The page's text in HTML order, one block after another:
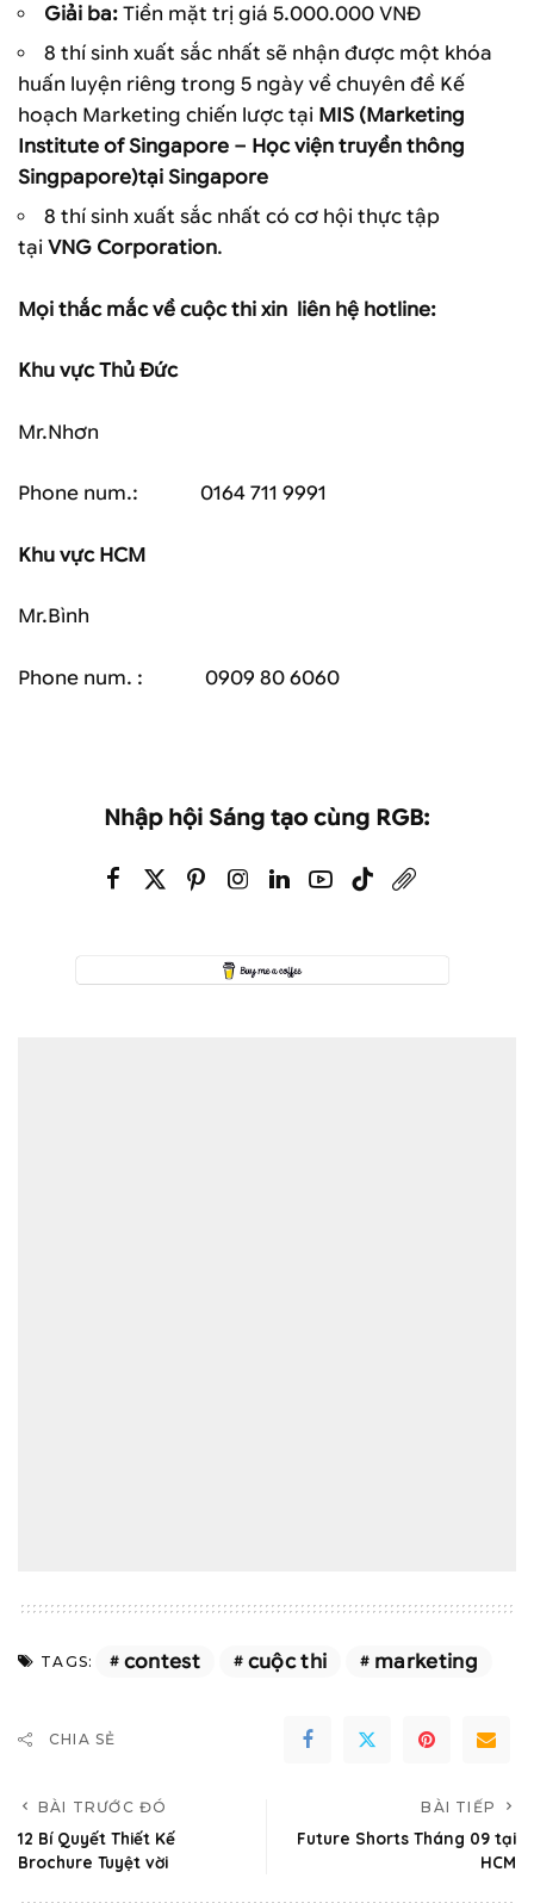
Giải ba: Tiền mặt trị giá 5.000.000 VNĐ
8 thí sinh xuất sắc nhất sẽ nhận được một khóa
huấn luyện riêng trong 5 ngày về chuyên đề Kế
hoạch Marketing chiến lược tại MIS (Marketing
Institute of Singapore – Học viện truyền thông
Singpapore)tại Singapore
8 thí sinh xuất sắc nhất có cơ hội thực tập
tại VNG Corporation.
Mọi thắc mắc về cuộc thi xin liên hệ hotline:
Khu vực Thủ Đức
Mr.Nhơn
Phone num.: 0164 711 9991
Khu vực HCM
Mr.Bình
Phone num. : 0909 80 6060
Nhập hội Sáng tạo cùng RGB:
TAGS: contest cuộc thi marketing
CHIA SẺ
BÀI TRƯỚC ĐÓ
12 Bí Quyết Thiết Kế
Brochure Tuyệt vời
BÀI TIẾP
Future Shorts Tháng 09 tại
HCM